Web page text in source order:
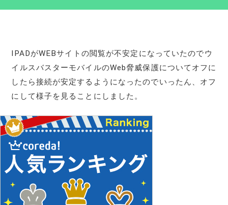
IPADがWEBサイトの閲覧が不安定になっていたのでウ
イルスバスターモバイルのWeb脅威保護についてオフに
したら接続が安定するようになったのでいったん、オフ
にして様子を見ることにしました。